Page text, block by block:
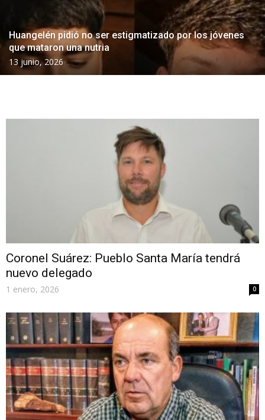
Huangelén pidió no ser estigmatizado por los jóvenes
que mataron una nutria
13 junio, 2026
Coronel Suárez: Pueblo Santa María tendrá
nuevo delegado
1 enero, 2026 0